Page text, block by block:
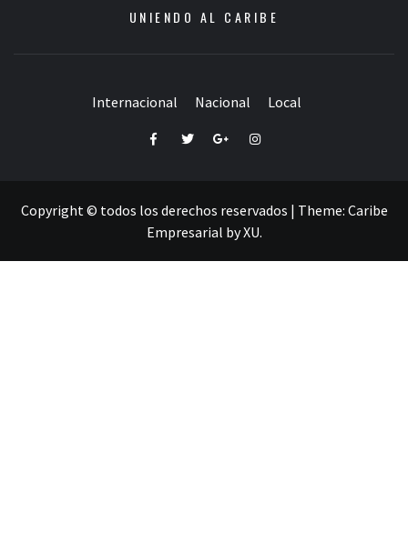
UNIENDO AL CARIBE
Internacional Nacional Local
FacebookTwitterGoogle+Instagram
Copyright © todos los derechos reservados | Theme: Caribe
Empresarial byXU.